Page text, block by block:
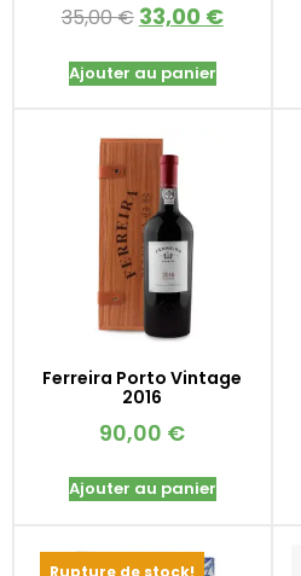
35,00€ 33,00 €
Ajouter au panier
Ferreira Porto Vintage
2016
90,00 €
Ajouter au panier
Rupture de stock!